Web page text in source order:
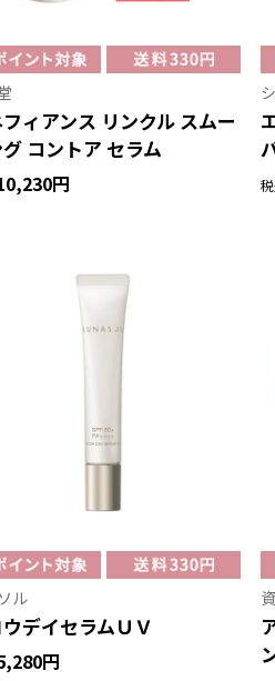
ィアンス リンクル スムー
コントア セラム
円
ル
デイセラムＵＶ
円